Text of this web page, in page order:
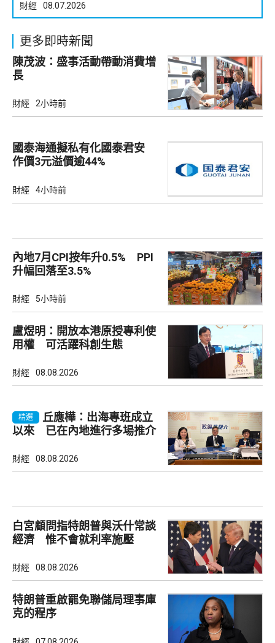
財經 08.07.2026
更多即時新聞
陳茂波：盛事活動帶動消費增
長
財經 2小時前
國泰海通擬私有化國泰君安
作價3元溢價逾44%
財經 4小時前
內地7月CPI按年升0.5% PPI
升幅回落至3.5%
財經 5小時前
盧煜明：開放本港原授專利使
用權 可活躍科創生態
財經 08.08.2026
精選
丘應樺：出海專班成立
以來 已在內地進行多場推介
財經 08.08.2026
白宮顧問指特朗普與沃什常談
經濟 惟不會就利率施壓
財經 08.08.2026
特朗普重啟罷免聯儲局理事庫
克的程序